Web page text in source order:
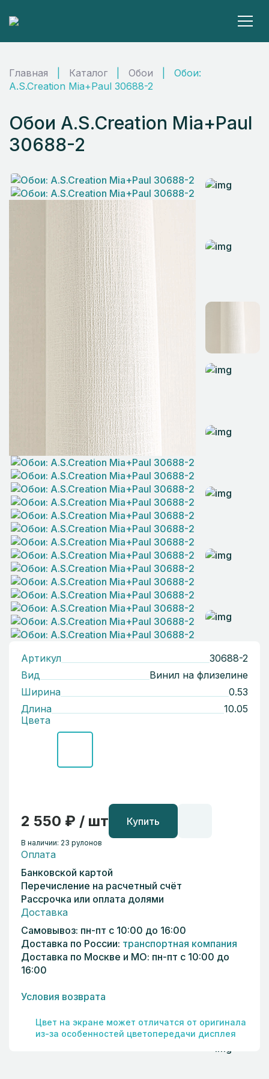
Главная Каталог Обои
Обои:
A.S.Creation Mia+Paul 30688-2
Обои A.S.Creation Mia+Paul
30688-2
Артикул
30688-2
Вид
Винил на флизелине
Ширина
0.53
Длина
10.05
Цвета
2 550 ₽ / шт Купить
В наличии: 23 рулонов
Оплата
Банковской картой
Перечисление на расчетный счёт
Рассрочка или оплата долями
Доставка
Самовывоз: пн-пт с 10:00 до 16:00
Доставка по России: транспортная компания
Доставка по Москве и МО: пн-пт с 10:00 до
16:00
Условия возврата
Цвет на экране может отличатся от оригинала
из-за особенностей цветопередачи дисплея